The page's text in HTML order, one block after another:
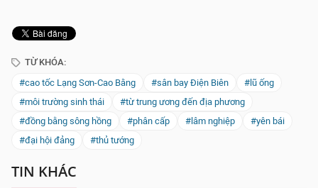
TỪ KHÓA:
#cao tốc Lạng Sơn-Cao Bằng
#sân bay Điện Biên
#lũ ống
#môi trường sinh thái
#từ trung ương đến địa phương
#đồng bằng sông hồng
#phân cấp #lâm nghiệp
#yên bái
#đại hội đảng
#thủ tướng
TIN KHÁC